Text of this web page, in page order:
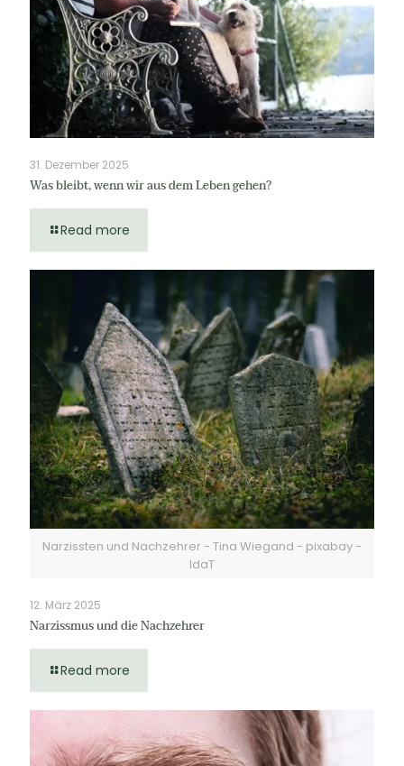
31. Dezember 2025
Was bleibt, wenn wir aus dem Leben gehen?
Read more
Narzissten und Nachzehrer - Tina Wiegand - pixabay -
IdaT
12. März 2025
Narzissmus und die Nachzehrer
Read more